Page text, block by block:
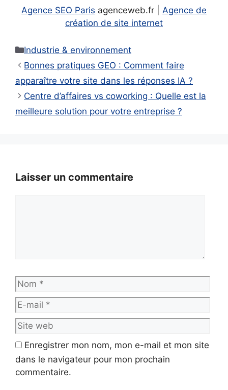
Agence SEO Paris agenceweb.fr | Agence de
création de site internet
Catégories
Industrie & environnement
Bonnes pratiques GEO : Comment faire
apparaître votre site dans les réponses IA ?
Centre d’affaires vs coworking : Quelle est la
meilleure solution pour votre entreprise ?
Laisser un commentaire
Nom
Enregistrer mon nom, mon e-mail et mon site
dans le navigateur pour mon prochain
commentaire.